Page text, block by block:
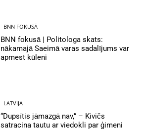
BNN FOKUSĀ
BNN fokusā | Politologa skats:
nākamajā Saeimā varas sadalījums var
apmest kūleni
LATVIJA
“Dupsītis jāmazgā nav,” – Kivičs
satracina tautu ar viedokli par ģimeni